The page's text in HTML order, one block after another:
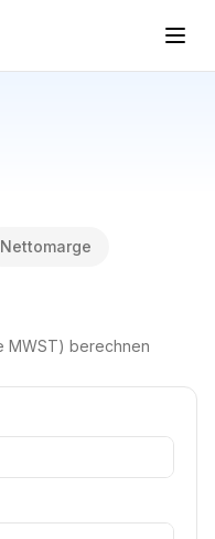
Nettomarge
MWST) berechnen